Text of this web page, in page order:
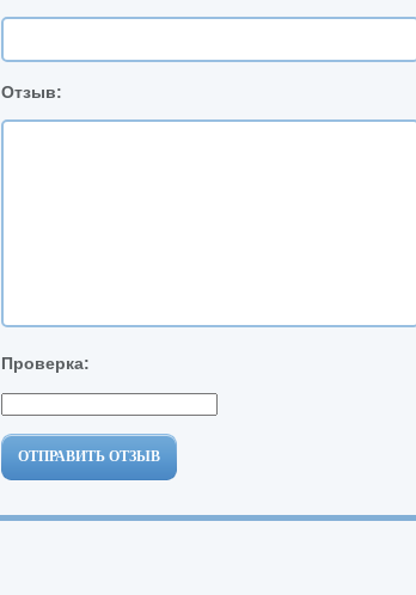
Отзыв:
Проверка:
ОТПРАВИТЬ ОТЗЫВ
ОТПРАВИТЬ ОТЗЫВ